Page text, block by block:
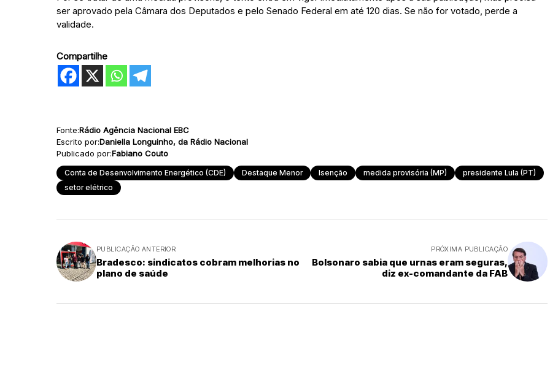
ser aprovado pela Câmara dos Deputados e pelo Senado Federal em até 120 dias. Se não for votado, perde a
validade.
Compartilhe
Fonte:Rádio Agência Nacional EBC
Escrito por:Daniella Longuinho, da Rádio Nacional
Publicado por:Fabiano Couto
Conta de Desenvolvimento Energético (CDE) Destaque Menor Isenção medida provisória (MP)
presidente Lula (PT)
setor elétrico
PUBLICAÇÃO ANTERIOR
Bradesco: sindicatos cobram melhorias no
plano de saúde
PRÓXIMA PUBLICAÇÃO
Bolsonaro sabia que urnas eram seguras,
diz ex-comandante da FAB